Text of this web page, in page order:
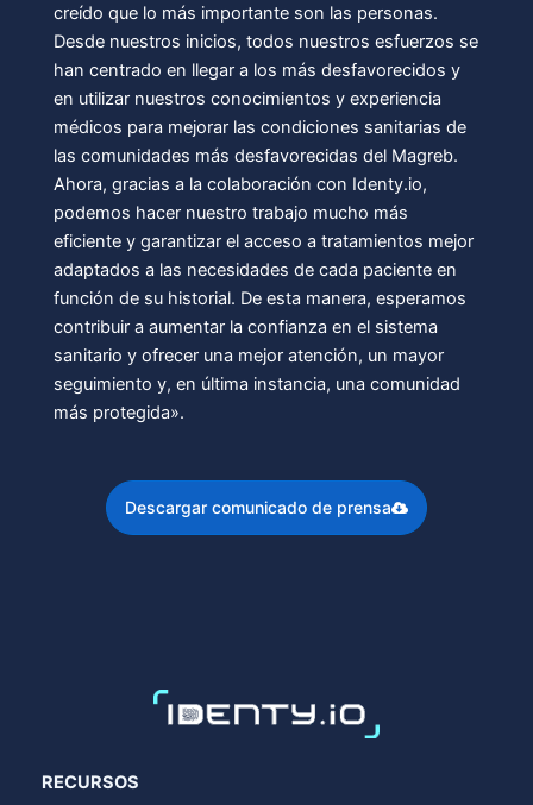
creído que lo más importante son las personas.
Desde nuestros inicios, todos nuestros esfuerzos se
han centrado en llegar a los más desfavorecidos y
en utilizar nuestros conocimientos y experiencia
médicos para mejorar las condiciones sanitarias de
las comunidades más desfavorecidas del Magreb.
Ahora, gracias a la colaboración con Identy.io,
podemos hacer nuestro trabajo mucho más
eficiente y garantizar el acceso a tratamientos mejor
adaptados a las necesidades de cada paciente en
función de su historial. De esta manera, esperamos
contribuir a aumentar la confianza en el sistema
sanitario y ofrecer una mejor atención, un mayor
seguimiento y, en última instancia, una comunidad
más protegida».
Descargar comunicado de prensa
RECURSOS